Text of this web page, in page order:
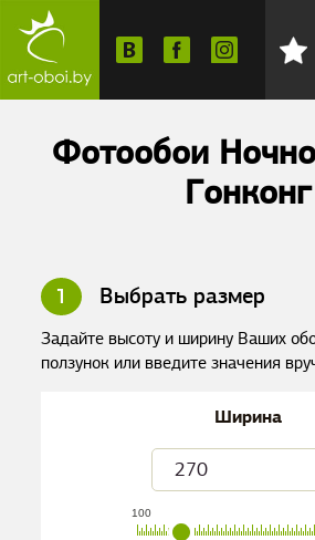
Фотообои
Гонконг
1 Выбрать размер
Задайте высоту и ширину Ваших
ползунок или введите значения
Ширина
100